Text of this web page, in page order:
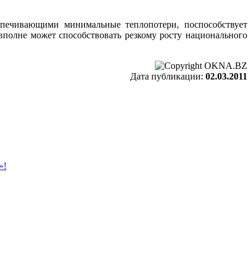
минимальные теплопотери, поспособствует
может способствовать резкому росту национального
Дата публикации: 02.03.2011